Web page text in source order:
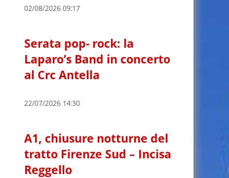
02/08/2026 09:17
Serata pop- rock: la
Laparo’s Band in concerto
al Crc Antella
22/07/2026 14:30
A1, chiusure notturne del
tratto Firenze Sud – Incisa
Reggello